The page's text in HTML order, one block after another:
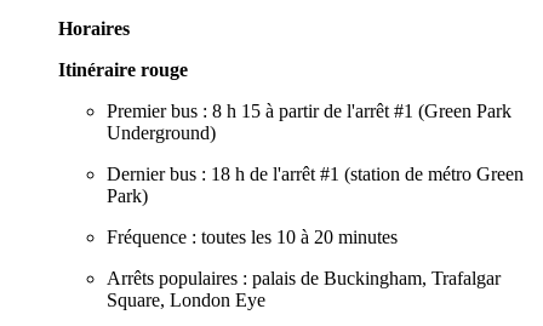
Horaires
Itinéraire rouge
Premier bus : 8 h 15 à partir de l'arrêt #1 (Green Park
Underground)
Dernier bus : 18 h de l'arrêt #1 (station de métro Green
Park)
Fréquence : toutes les 10 à 20 minutes
Arrêts populaires : palais de Buckingham, Trafalgar
Square, London Eye